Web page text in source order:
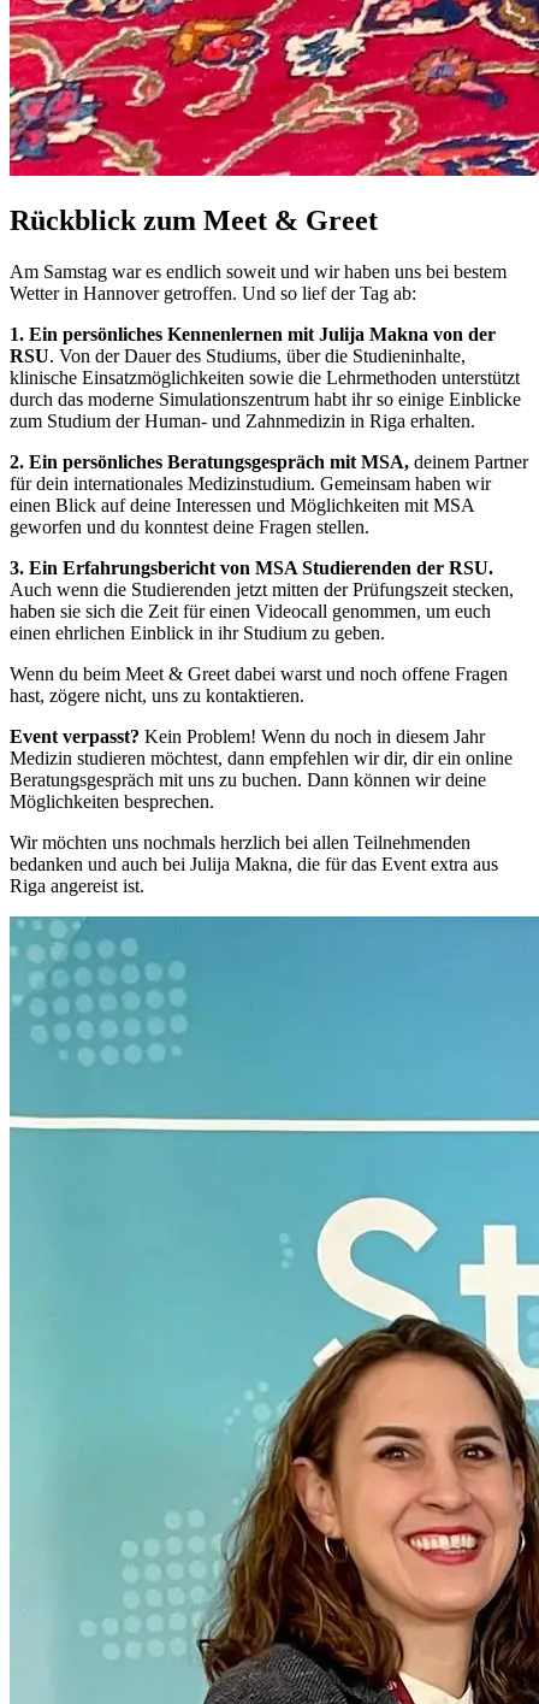
Rückblick zum Meet & Greet
Am Samstag war es endlich soweit und wir haben uns bei bestem
Wetter in Hannover getroffen. Und so lief der Tag ab:
1. Ein persönliches Kennenlernen mit Julija Makna von der
RSU. Von der Dauer des Studiums, über die Studieninhalte,
klinische Einsatzmöglichkeiten sowie die Lehrmethoden unterstützt
durch das moderne Simulationszentrum habt ihr so einige Einblicke
zum Studium der Human- und Zahnmedizin in Riga erhalten.
2. Ein persönliches Beratungsgespräch mit MSA, deinem Partner
für dein internationales Medizinstudium. Gemeinsam haben wir
einen Blick auf deine Interessen und Möglichkeiten mit MSA
geworfen und du konntest deine Fragen stellen.
3. Ein Erfahrungsbericht von MSA Studierenden der RSU.
Auch wenn die Studierenden jetzt mitten der Prüfungszeit stecken,
haben sie sich die Zeit für einen Videocall genommen, um euch
einen ehrlichen Einblick in ihr Studium zu geben.
Wenn du beim Meet & Greet dabei warst und noch offene Fragen
hast, zögere nicht, uns zu kontaktieren.
Event verpasst? Kein Problem! Wenn du noch in diesem Jahr
Medizin studieren möchtest, dann empfehlen wir dir, dir ein online
Beratungsgespräch mit uns zu buchen. Dann können wir deine
Möglichkeiten besprechen.
Wir möchten uns nochmals herzlich bei allen Teilnehmenden
bedanken und auch bei Julija Makna, die für das Event extra aus
Riga angereist ist.